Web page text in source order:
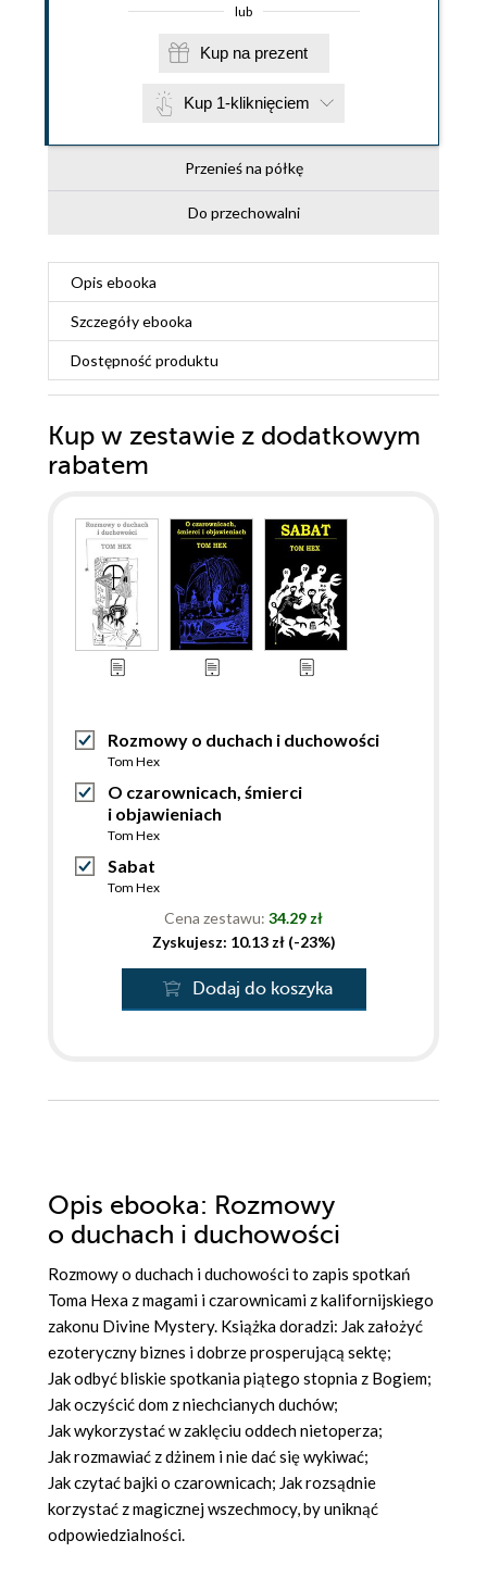
lub
Kup na prezent
Kup 1-kliknięciem
Przenieś na półkę
Do przechowalni
Opis ebooka
Szczegółyebooka
Dostępność produktu
Kup w zestawie z dodatkowym
rabatem
Rozmowy o duchach i duchowości
Tom Hex
O czarownicach, śmierci
i objawieniach
Tom Hex
Sabat
Tom Hex
Cena zestawu: 34.29 zł
Zyskujesz: 10.13 zł (-23%)
Dodaj do koszyka
Opis ebooka: Rozmowy
o duchach i duchowości
Rozmowy o duchach i duchowości to zapis spotkań
Toma Hexa z magami i czarownicami z kalifornijskiego
zakonu Divine Mystery. Książka doradzi: Jak założyć
ezoteryczny biznes i dobrze prosperującą sektę;
Jak odbyć bliskie spotkania piątego stopnia z Bogiem;
Jak oczyścić dom z niechcianych duchów;
Jak wykorzystać w zaklęciu oddech nietoperza;
Jak rozmawiać z dżinem i nie dać się wykiwać;
Jak czytać bajki o czarownicach; Jak rozsądnie
korzystać z magicznej wszechmocy, by uniknąć
odpowiedzialności.